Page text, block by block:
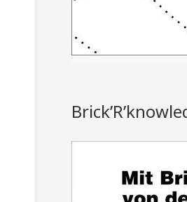
Weiterlesen...